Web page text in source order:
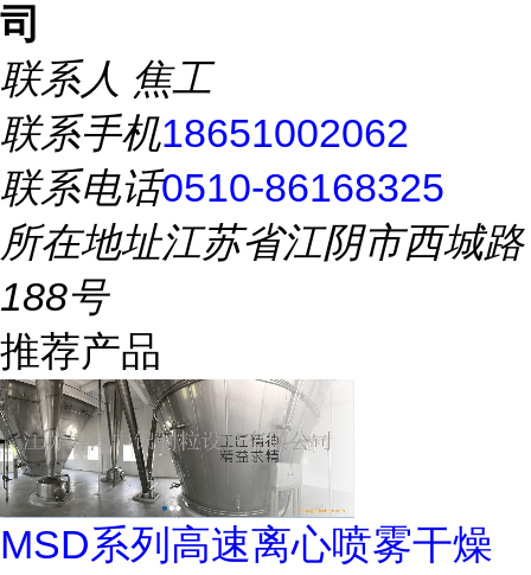
司
联系人 焦工
联系手机18651002062
联系电话0510-86168325
所在地址江苏省江阴市西城路
188号
推荐产品
MSD系列高速离心喷雾干燥